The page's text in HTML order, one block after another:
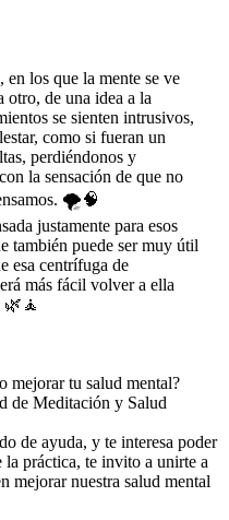
los que la mente se ve
otro, de una idea a la
se sienten intrusivos,
como si fueran un
perdiéndonos y
la sensación de que no
🌪️🧠
justamente para esos
también puede ser muy útil
esa centrífuga de
más fácil volver a ella
🌿🧘
mejorar tu salud mental?
de Meditación y Salud
de ayuda, y te interesa poder
práctica, te invito a unirte a
mejorar nuestra salud mental